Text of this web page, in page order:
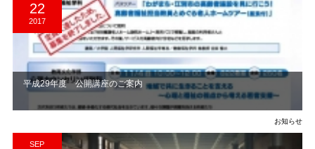
22
2017
平成29年度 公開講座のご案内
お知らせ
SEP